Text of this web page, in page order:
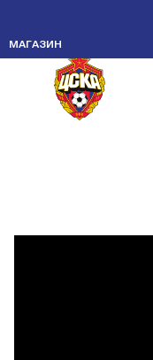
МАГАЗИН
КОГДА